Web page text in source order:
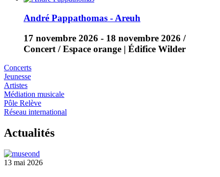
André Pappathomas - Areuh
17 novembre 2026 - 18 novembre 2026 /
Concert / Espace orange | Édifice Wilder
Concerts
Jeunesse
Artistes
Médiation musicale
Pôle Relève
Réseau international
Actualités
13 mai 2026